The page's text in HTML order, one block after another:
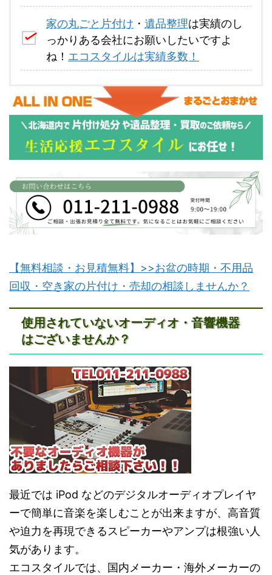
家の丸ごと片付け ・ 遺品整理は実績のし
っかりある会社にお願いしたいですよ
ね！ エコスタイルは実績多数！
【無料相談・お見積無料】>>お盆の時期・不用品
回収・空き家の片付け・売却の相談しませんか？
使用されていないオーディオ・音響機器
はございませんか？
最近では iPod などのデジタルオーディオプレイヤ
ーで簡単に音楽を楽しむことが出来ますが、高音質
や迫力を再現できるスピーカーやアンプは根強い人
気があります。
エコスタイルでは、国内メーカー・海外メーカーの